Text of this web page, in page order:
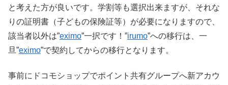
と考えた方が良いです。学割等も選択出来ますが、それな
りの証明書（子どもの保険証等）が必要になりますので、
該当者以外は”eximo”一択です！”irumo”への移行は、一
旦”eximo”で契約してからの移行となります。
事前にドコモショップでポイント共有グループへ新アカウ